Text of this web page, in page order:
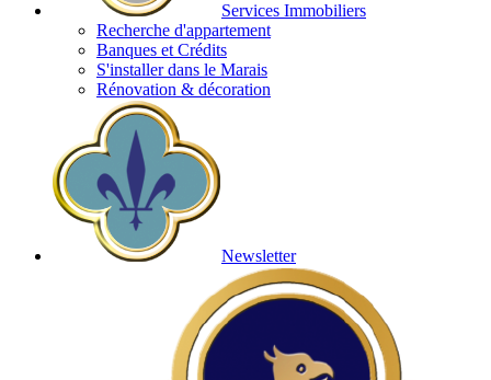
Services Immobiliers
Recherche d'appartement
Banques et Crédits
S'installer dans le Marais
Rénovation & décoration
Newsletter